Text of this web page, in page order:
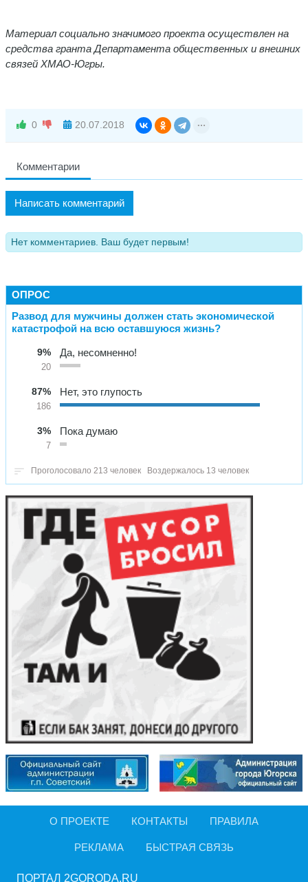
Материал социально значимого проекта осуществлен на
средства гранта Департамента общественных и внешних
связей ХМАО-Югры.
0 20.07.2018
Комментарии
Написать комментарий
Нет комментариев. Ваш будет первым!
ОПРОС
Развод для мужчины должен стать экономической
катастрофой на всю оставшуюся жизнь?
9%
20
Да, несомненно!
87%
186
Нет, это глупость
3%
7
Пока думаю
Проголосовало 213 человек Воздержалось 13 человек
О ПРОЕКТЕ КОНТАКТЫ ПРАВИЛА
РЕКЛАМА БЫСТРАЯ СВЯЗЬ
ПОРТАЛ 2GORODA.RU